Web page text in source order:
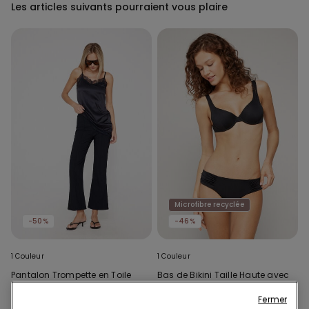
Les articles suivants pourraient vous plaire
-50%
1 Couleur
Pantalon Trompette en Toile
Microfibre recyclée
-46%
1 Couleur
Bas de Bikini Taille Haute avec
Fermer